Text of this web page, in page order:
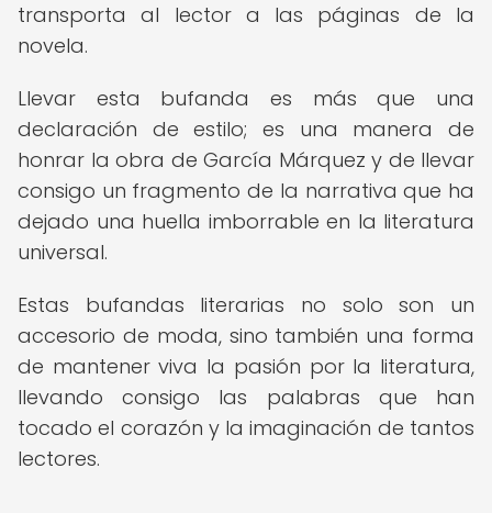
transporta al lector a las páginas de la
novela.
Llevar esta bufanda es más que una
declaración de estilo; es una manera de
honrar la obra de García Márquez y de llevar
consigo un fragmento de la narrativa que ha
dejado una huella imborrable en la literatura
universal.
Estas bufandas literarias no solo son un
accesorio de moda, sino también una forma
de mantener viva la pasión por la literatura,
llevando consigo las palabras que han
tocado el corazón y la imaginación de tantos
lectores.